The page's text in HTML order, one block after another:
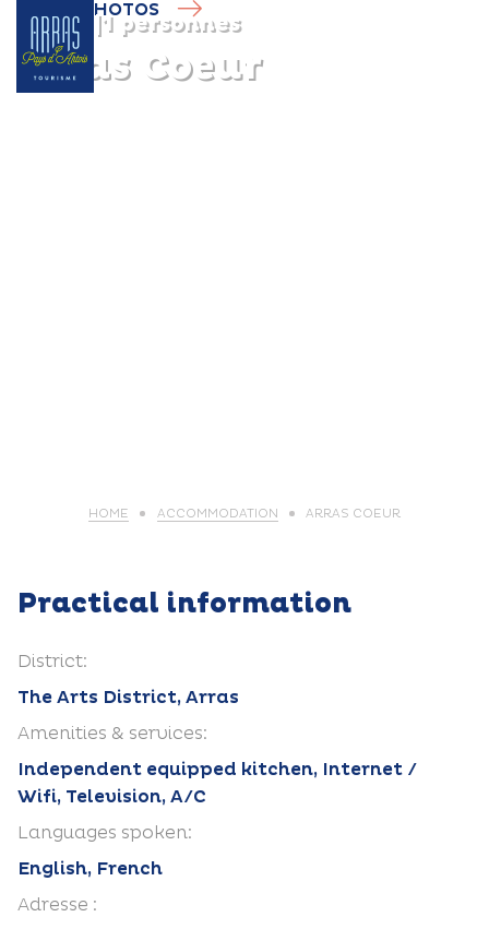
Gîte |1 personnes
Arras Coeur
PHOTOS
HOME ACCOMMODATION ARRAS COEUR
Practical information
District:
The Arts District, Arras
Amenities & services:
Independent equipped kitchen, Internet /
Wifi, Television, A/C
Languages spoken:
English, French
Adresse :